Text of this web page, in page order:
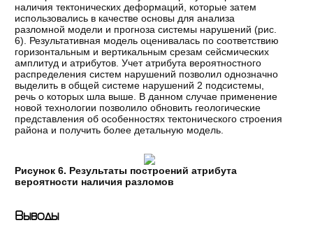
наличия тектонических деформаций, которые затем
использовались в качестве основы для анализа
разломной модели и прогноза системы нарушений (рис.
6). Результативная модель оценивалась по соответствию
горизонтальным и вертикальным срезам сейсмических
амплитуд и атрибутов. Учет атрибута вероятностного
распределения систем нарушений позволил однозначно
выделить в общей системе нарушений 2 подсистемы,
речь о которых шла выше. В данном случае применение
новой технологии позволило обновить геологические
представления об особенностях тектонического строения
района и получить более детальную модель.
Рисунок 6. Результаты построений атрибута
вероятности наличия разломов
Выводы